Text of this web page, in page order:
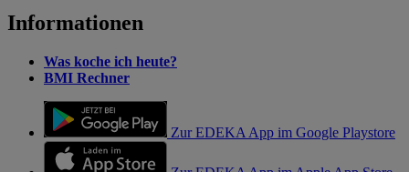
Informationen
Was koche ich heute?
BMI Rechner
Zur EDEKA App im Google Playstore